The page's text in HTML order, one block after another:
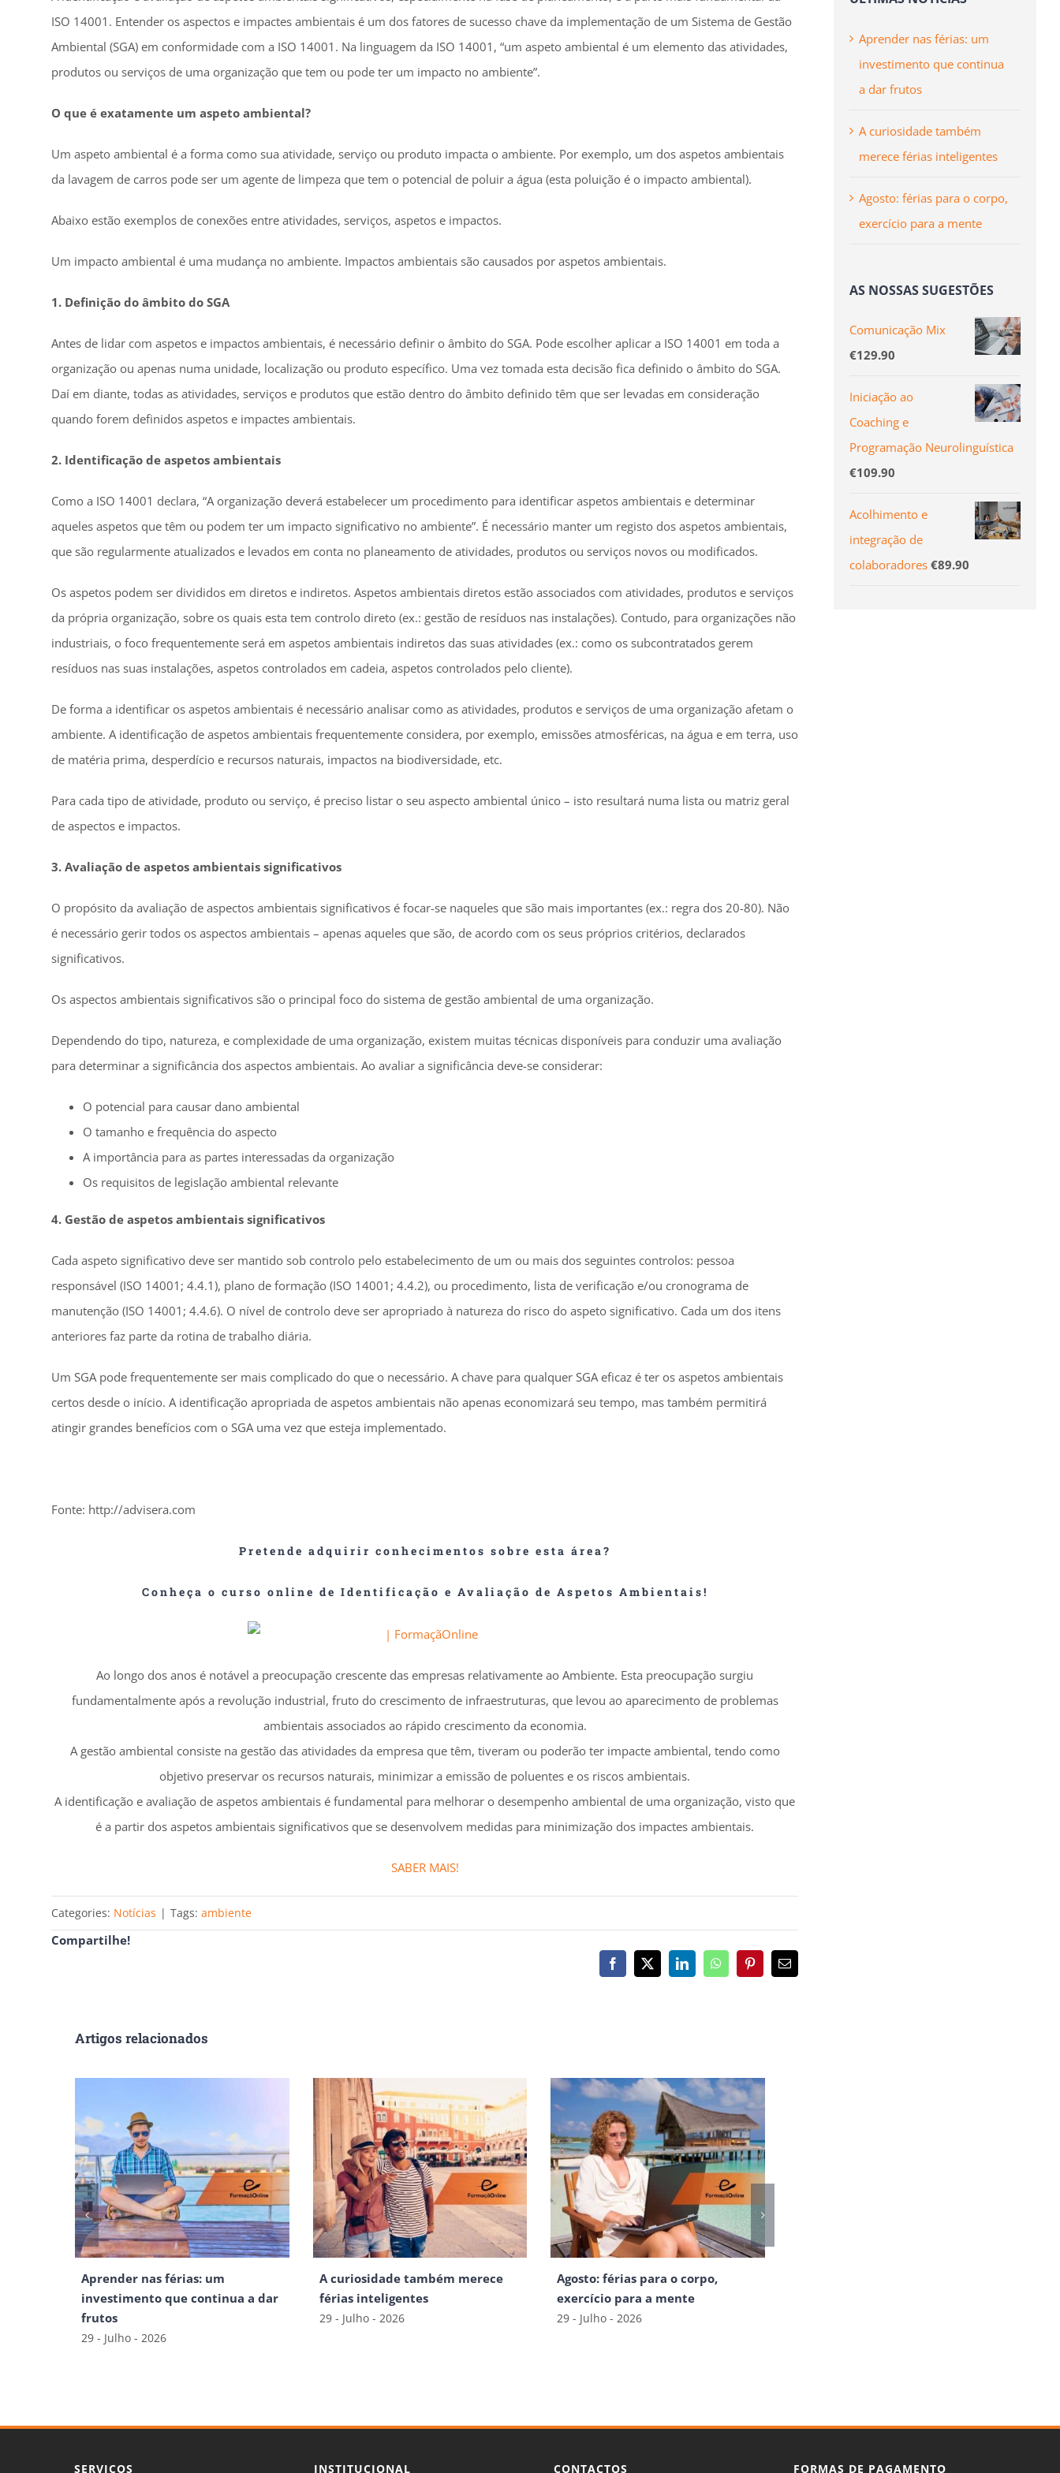
ISO 14001. Entender os aspectos e impactes ambientais é um dos fatores de sucesso chave da implementação de um Sistema de Gestão
Ambiental (SGA) em conformidade com a ISO 14001. Na linguagem da ISO 14001, “um aspeto ambiental é um elemento das atividades,
produtos ou serviços de uma organização que tem ou pode ter um impacto no ambiente”.
O que é exatamente um aspeto ambiental?
Um aspeto ambiental é a forma como sua atividade, serviço ou produto impacta o ambiente. Por exemplo, um dos aspetos ambientais
da lavagem de carros pode ser um agente de limpeza que tem o potencial de poluir a água (esta poluição é o impacto ambiental).
Abaixo estão exemplos de conexões entre atividades, serviços, aspetos e impactos.
Um impacto ambiental é uma mudança no ambiente. Impactos ambientais são causados por aspetos ambientais.
1. Definição do âmbito do SGA
Antes de lidar com aspetos e impactos ambientais, é necessário definir o âmbito do SGA. Pode escolher aplicar a ISO 14001 em toda a
organização ou apenas numa unidade, localização ou produto específico. Uma vez tomada esta decisão fica definido o âmbito do SGA.
Daí em diante, todas as atividades, serviços e produtos que estão dentro do âmbito definido têm que ser levadas em consideração
quando forem definidos aspetos e impactes ambientais.
2. Identificação de aspetos ambientais
Como a ISO 14001 declara, “A organização deverá estabelecer um procedimento para identificar aspetos ambientais e determinar
aqueles aspetos que têm ou podem ter um impacto significativo no ambiente”. É necessário manter um registo dos aspetos ambientais,
que são regularmente atualizados e levados em conta no planeamento de atividades, produtos ou serviços novos ou modificados.
Os aspetos podem ser divididos em diretos e indiretos. Aspetos ambientais diretos estão associados com atividades, produtos e serviços
da própria organização, sobre os quais esta tem controlo direto (ex.: gestão de resíduos nas instalações). Contudo, para organizações não
industriais, o foco frequentemente será em aspetos ambientais indiretos das suas atividades (ex.: como os subcontratados gerem
resíduos nas suas instalações, aspetos controlados em cadeia, aspetos controlados pelo cliente).
De forma a identificar os aspetos ambientais é necessário analisar como as atividades, produtos e serviços de uma organização afetam o
ambiente. A identificação de aspetos ambientais frequentemente considera, por exemplo, emissões atmosféricas, na água e em terra, uso
de matéria prima, desperdício e recursos naturais, impactos na biodiversidade, etc.
Para cada tipo de atividade, produto ou serviço, é preciso listar o seu aspecto ambiental único – isto resultará numa lista ou matriz geral
de aspectos e impactos.
3. Avaliação de aspetos ambientais significativos
O propósito da avaliação de aspectos ambientais significativos é focar-se naqueles que são mais importantes (ex.: regra dos 20-80). Não
é necessário gerir todos os aspectos ambientais – apenas aqueles que são, de acordo com os seus próprios critérios, declarados
significativos.
Os aspectos ambientais significativos são o principal foco do sistema de gestão ambiental de uma organização.
Dependendo do tipo, natureza, e complexidade de uma organização, existem muitas técnicas disponíveis para conduzir uma avaliação
para determinar a significância dos aspectos ambientais. Ao avaliar a significância deve-se considerar:
O potencial para causar dano ambiental
O tamanho e frequência do aspecto
A importância para as partes interessadas da organização
Os requisitos de legislação ambiental relevante
4. Gestão de aspetos ambientais significativos
Cada aspeto significativo deve ser mantido sob controlo pelo estabelecimento de um ou mais dos seguintes controlos: pessoa
responsável (ISO 14001; 4.4.1), plano de formação (ISO 14001; 4.4.2), ou procedimento, lista de verificação e/ou cronograma de
manutenção (ISO 14001; 4.4.6). O nível de controlo deve ser apropriado à natureza do risco do aspeto significativo. Cada um dos itens
anteriores faz parte da rotina de trabalho diária.
Um SGA pode frequentemente ser mais complicado do que o necessário. A chave para qualquer SGA eficaz é ter os aspetos ambientais
certos desde o início. A identificação apropriada de aspetos ambientais não apenas economizará seu tempo, mas também permitirá
atingir grandes benefícios com o SGA uma vez que esteja implementado.
Fonte: http://advisera.com
Pretende adquirir conhecimentos sobre esta área?
Conheça o curso online de Identificação e Avaliação de Aspetos Ambientais!
Ao longo dos anos é notável a preocupação crescente das empresas relativamente ao Ambiente. Esta preocupação surgiu
fundamentalmente após a revolução industrial, fruto do crescimento de infraestruturas, que levou ao aparecimento de problemas
ambientais associados ao rápido crescimento da economia.
A gestão ambiental consiste na gestão das atividades da empresa que têm, tiveram ou poderão ter impacte ambiental, tendo como
objetivo preservar os recursos naturais, minimizar a emissão de poluentes e os riscos ambientais.
A identificação e avaliação de aspetos ambientais é fundamental para melhorar o desempenho ambiental de uma organização, visto que
é a partir dos aspetos ambientais significativos que se desenvolvem medidas para minimização dos impactes ambientais.
SABER MAIS!
Categories: Notícias | Tags: ambiente
Compartilhe!
Facebook
X LinkedInWhatsAppPinterestEmail
Artigos relacionados
Aprender nas férias: um
investimento que continua a dar
frutos
29 - Julho - 2026
A curiosidade também merece
férias inteligentes
29 - Julho - 2026
Agosto: férias para o corpo,
exercício para a mente
29 - Julho - 2026
Aprender nas férias: um
investimento que continua
a dar frutos
A curiosidade também
merece férias inteligentes
Agosto: férias para o corpo,
exercício para a mente
AS NOSSAS SUGESTÕES
Comunicação Mix
€129.90
Iniciação ao
Coaching e
Programação Neurolinguística
€109.90
Acolhimento e
integração de
colaboradores €89.90
SERVIÇOS INSTITUCIONAL CONTACTOS FORMAS DE PAGAMENTO